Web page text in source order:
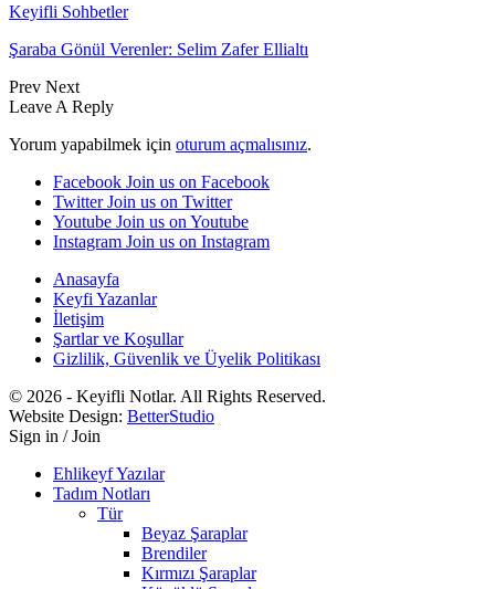
Keyifli Sohbetler
Şaraba Gönül Verenler: Selim Zafer Ellialtı
Prev Next
Leave A Reply
Yorum yapabilmek için oturum açmalısınız.
Facebook Join us on Facebook
Twitter Join us on Twitter
Youtube Join us on Youtube
Instagram Join us on Instagram
Anasayfa
Keyfi Yazanlar
İletişim
Şartlar ve Koşullar
Gizlilik, Güvenlik ve Üyelik Politikası
© 2026 - Keyifli Notlar. All Rights Reserved.
Website Design: BetterStudio
Sign in / Join
Ehlikeyf Yazılar
Tadım Notları
Tür
Beyaz Şaraplar
Brendiler
Kırmızı Şaraplar